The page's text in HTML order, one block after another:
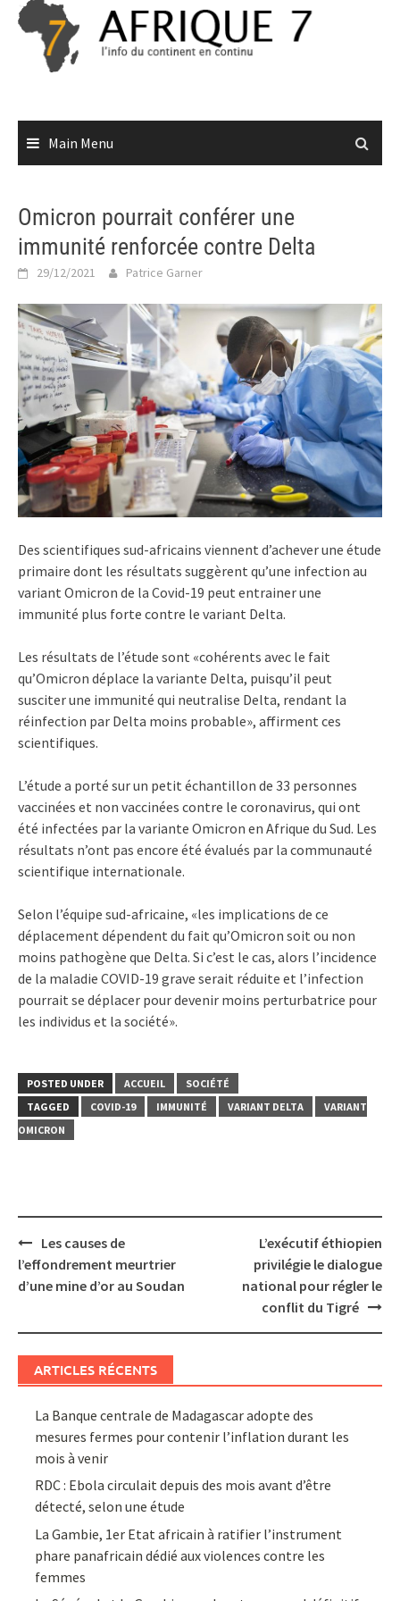
Skip
content
Main Menu
Omicron pourrait conférer une
immunité renforcée contre Delta
29/12/2021 Patrice Garner
Des scientifiques sud-africains viennent d’achever une étude
primaire dont les résultats suggèrent qu’une infection au
variant Omicron de la Covid-19 peut entrainer une
immunité plus forte contre le variant Delta.
Les résultats de l’étude sont «cohérents avec le fait
qu’Omicron déplace la variante Delta, puisqu’il peut
susciter une immunité qui neutralise Delta, rendant la
réinfection par Delta moins probable», affirment ces
scientifiques.
L’étude a porté sur un petit échantillon de 33 personnes
vaccinées et non vaccinées contre le coronavirus, qui ont
été infectées par la variante Omicron en Afrique du Sud. Les
résultats n’ont pas encore été évalués par la communauté
scientifique internationale.
Selon l’équipe sud-africaine, «les implications de ce
déplacement dépendent du fait qu’Omicron soit ou non
moins pathogène que Delta. Si c’est le cas, alors l’incidence
de la maladie COVID-19 grave serait réduite et l’infection
pourrait se déplacer pour devenir moins perturbatrice pour
les individus et la société».
POSTED UNDER ACCUEIL
SOCIÉTÉ
TAGGED
COVID-19 IMMUNITÉ VARIANT DELTA
VARIANT
OMICRON
Post
navigation
Les causes de
l’effondrement meurtrier
d’une mine d’or au Soudan
L’exécutif éthiopien
privilégie le dialogue
national pour régler le
conflit du Tigré
ARTICLES RÉCENTS
La Banque centrale de Madagascar adopte des
mesures fermes pour contenir l’inflation durant les
mois à venir
RDC : Ebola circulait depuis des mois avant d’être
détecté, selon une étude
La Gambie, 1er Etat africain à ratifier l’instrument
phare panafricain dédié aux violences contre les
femmes